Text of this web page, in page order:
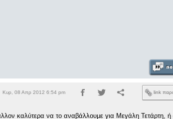
Κυρ, 08 Απρ 2012 6:54 pm link
καλύτερα να το αναβάλλουμε για Μεγάλη Τετάρτη, ή